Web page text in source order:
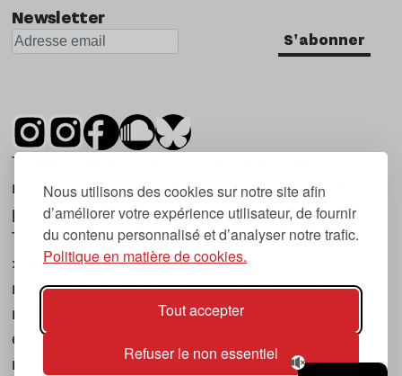
Nous utilisons des cookies sur notre site afin
d’améliorer votre expérience utilisateur, de fournir
du contenu personnalisé et d’analyser notre trafic.
Politique en matière de cookies.
Tout accepter
Refuser le non essentiel
Newsletter
S'abonner
Tsugi est un mensuel indépendant sur la
musique et les nouvelles tendances, dont la
première parution date de 2007.
Tsugi en japonais signifie « prochain », « suivant
», ce qui correspond à la thématique du
magazine, à l’affût des nouvelles tendances
musicales, qu’elles viennent de la musique
électronique, du rock ou du hip hop, et des
nouveaux phénomènes de société liés à la